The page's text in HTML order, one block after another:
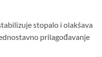
stopalo i olakšava
prilagođavanje